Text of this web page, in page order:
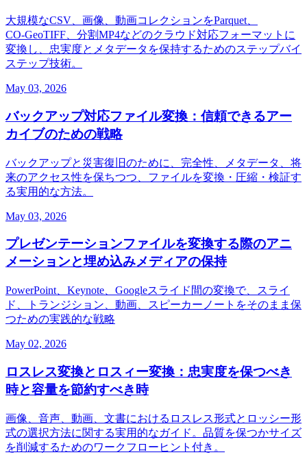
大規模なCSV、画像、動画コレクションをParquet、
CO‑GeoTIFF、分割MP4などのクラウド対応フォーマットに
変換し、忠実度とメタデータを保持するためのステップバイ
ステップ技術。
May 03, 2026
バックアップ対応ファイル変換：信頼できるアー
カイブのための戦略
バックアップと災害復旧のために、完全性、メタデータ、将
来のアクセス性を保ちつつ、ファイルを変換・圧縮・検証す
る実用的な方法。
May 03, 2026
プレゼンテーションファイルを変換する際のアニ
メーションと埋め込みメディアの保持
PowerPoint、Keynote、Googleスライド間の変換で、スライ
ド、トランジション、動画、スピーカーノートをそのまま保
つための実践的な戦略
May 02, 2026
ロスレス変換とロスィー変換：忠実度を保つべき
時と容量を節約すべき時
画像、音声、動画、文書におけるロスレス形式とロッシー形
式の選択方法に関する実用的なガイド。品質を保つかサイズ
を削減するためのワークフローヒント付き。